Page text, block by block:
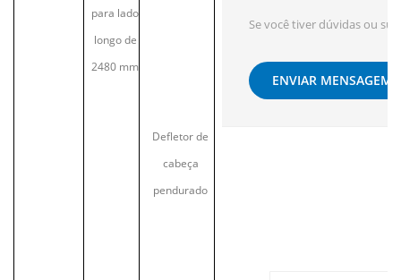
para lado
longo de
2480 mm
Defletor de
cabeça
pendurado
Se você tiver dúvidas ou
ENVIAR MENSAGEM